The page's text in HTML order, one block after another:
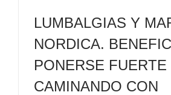
LUMBALGIAS Y
NORDICA.
PONERSE FUERTE
CAMINANDO CON